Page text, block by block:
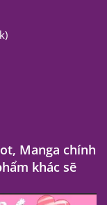
Manga chính
khác sẽ